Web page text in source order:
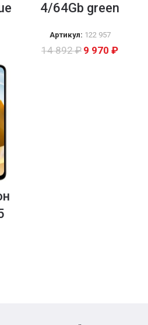
4/64Gb green
Артикул: 122 957
14 892₽ 9 970 ₽